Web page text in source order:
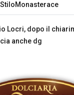
Locri, dopo il
anche dg